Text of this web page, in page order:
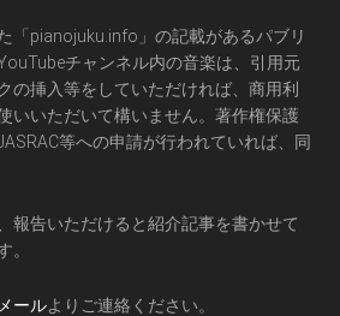
「pianojuku.info」の記載があるパブリ
チャンネル内の音楽は、引用元
の挿入等をしていただければ、商用利
いいただいて構いません。著作権保護
等への申請が行われていれば、同
報告いただけると紹介記事を書かせて
。
ールよりご連絡ください。